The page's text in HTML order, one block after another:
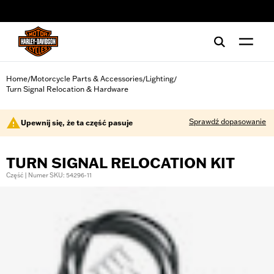
Home/Motorcycle Parts & Accessories/Lighting/
Turn Signal Relocation & Hardware
Upewnij się, że ta część pasuje Sprawdź dopasowanie
TURN SIGNAL RELOCATION KIT
Część | Numer SKU: 54296-11